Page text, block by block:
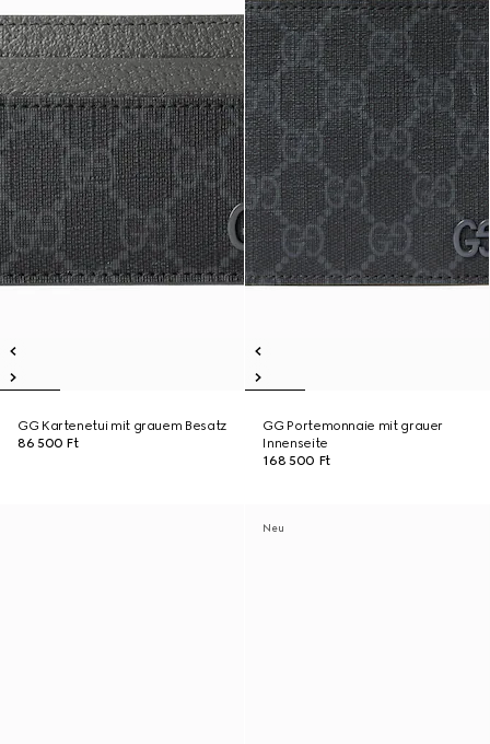
GG Kartenetui mit grauem Besatz
86 500 Ft
GG Portemonnaie mit grauer
Innenseite
168 500 Ft
Neu